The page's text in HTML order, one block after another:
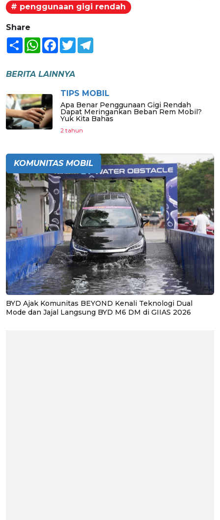
# penggunaan gigi rendah
Share
Share WhatsAppFacebook
Twitter
BERITA LAINNYA
TIPS MOBIL
Apa Benar Penggunaan Gigi Rendah
Dapat Meringankan Beban Rem Mobil?
Yuk Kita Bahas
2 tahun
KOMUNITAS MOBIL
BYD Ajak Komunitas BEYOND Kenali Teknologi Dual
Mode dan Jajal Langsung BYD M6 DM di GIIAS 2026